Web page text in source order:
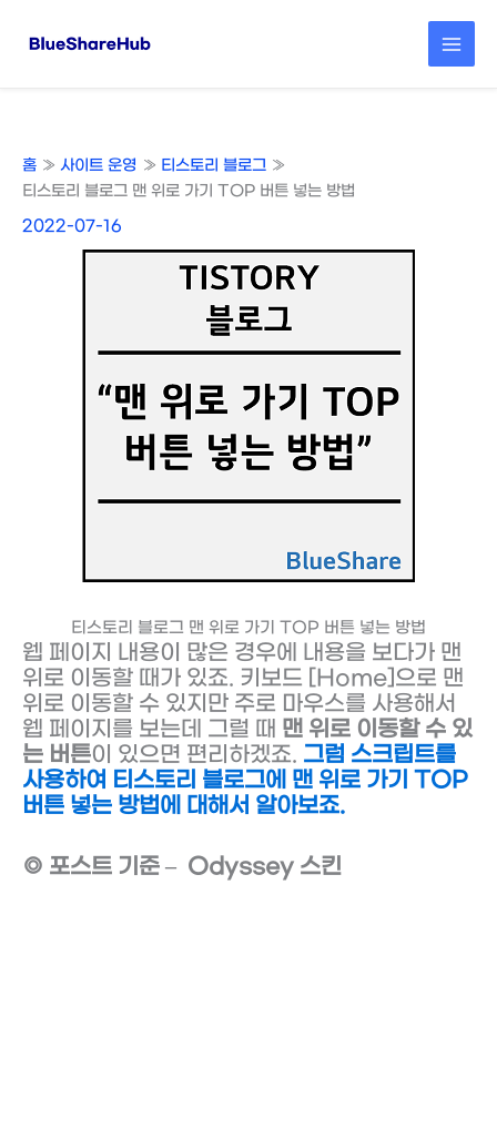
홈 사이트 운영
티스토리 블로그
티스토리 블로그 맨 위로 가기 TOP 버튼 넣는 방법
2022-07-16
티스토리 블로그 맨 위로 가기 TOP 버튼 넣는 방법
웹 페이지 내용이 많은 경우에 내용을 보다가 맨
위로 이동할 때가 있죠. 키보드 [Home]으로 맨
위로 이동할 수 있지만 주로 마우스를 사용해서
웹 페이지를 보는데 그럴 때 맨 위로 이동할 수 있
는 버튼이 있으면 편리하겠죠. 그럼 스크립트를
사용하여 티스토리 블로그에 맨 위로 가기 TOP
버튼 넣는 방법에 대해서 알아보죠.
◎ 포스트 기준 – Odyssey 스킨